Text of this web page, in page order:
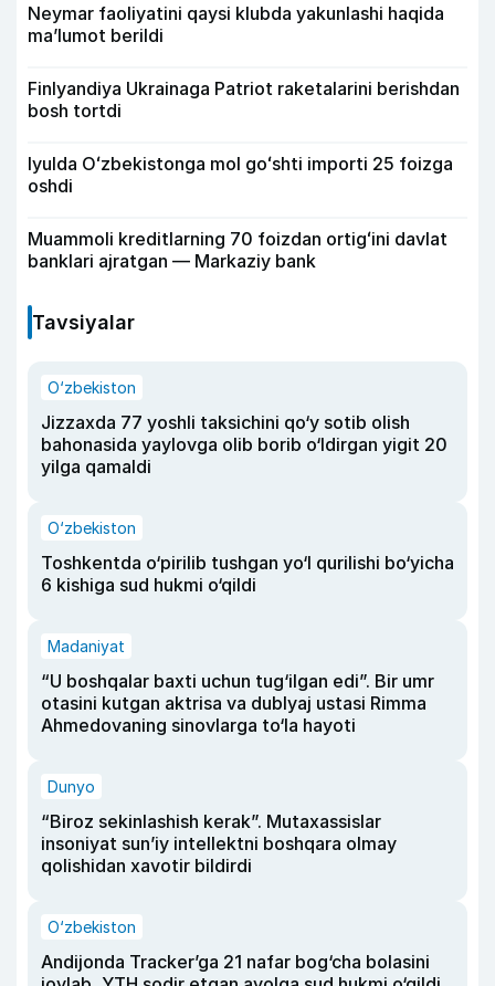
Neymar faoliyatini qaysi klubda yakunlashi haqida
ma’lumot berildi
Finlyandiya Ukrainaga Patriot raketalarini berishdan
bosh tortdi
Iyulda Oʻzbekistonga mol goʻshti importi 25 foizga
oshdi
Muammoli kreditlarning 70 foizdan ortigʻini davlat
banklari ajratgan — Markaziy bank
Tavsiyalar
O‘zbekiston
Jizzaxda 77 yoshli taksichini qo‘y sotib olish
bahonasida yaylovga olib borib o‘ldirgan yigit 20
yilga qamaldi
O‘zbekiston
Toshkentda o‘pirilib tushgan yo‘l qurilishi bo‘yicha
6 kishiga sud hukmi o‘qildi
Madaniyat
“U boshqalar baxti uchun tug‘ilgan edi”. Bir umr
otasini kutgan aktrisa va dublyaj ustasi Rimma
Ahmedovaning sinovlarga to‘la hayoti
Dunyo
“Biroz sekinlashish kerak”. Mutaxassislar
insoniyat sun’iy intellektni boshqara olmay
qolishidan xavotir bildirdi
O‘zbekiston
Andijonda Tracker’ga 21 nafar bog‘cha bolasini